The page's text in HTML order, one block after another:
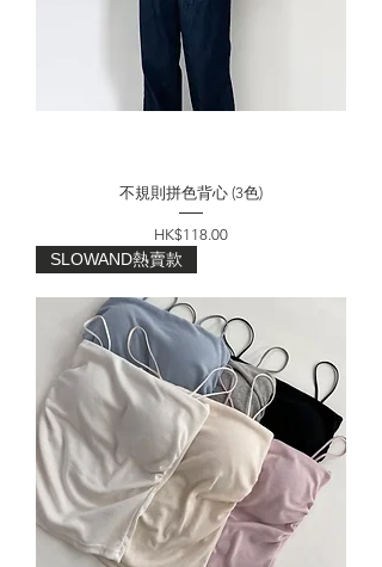
不規則拼色背心 (3色)
價格
HK$118.00
SLOWAND熱賣款